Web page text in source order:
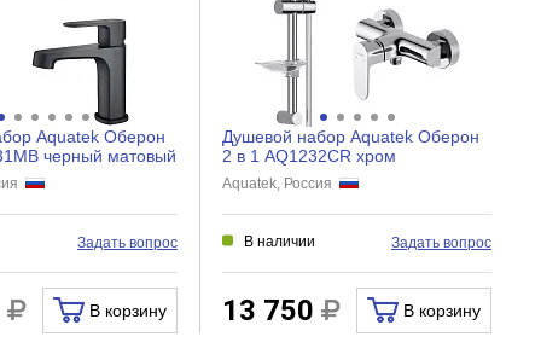
Aquatek Оберон
черный матовый
Задать вопрос
В корзину
Душевой набор Aquatek Оберон
2 в 1 AQ1232CR хром
Aquatek, Россия
В наличии Задать вопрос
13 750 В корзину